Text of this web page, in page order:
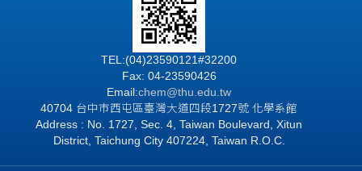
TEL:(04)23590121#32200
Fax: 04-23590426
Email:chem@thu.edu.tw
40704 台中市西屯區臺灣大道四段1727號 化學系館
Address : No. 1727, Sec. 4, Taiwan Boulevard, Xitun
District, Taichung City 407224, Taiwan R.O.C.